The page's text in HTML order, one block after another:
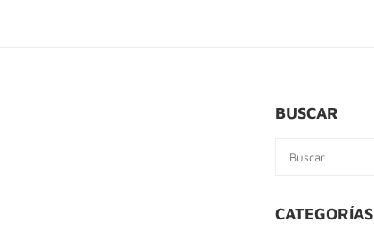
BUSCAR
CATEGORÍAS